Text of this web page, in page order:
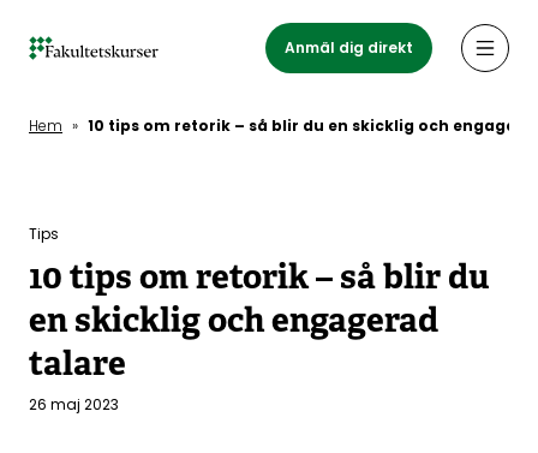
Anmäl dig direkt
Hem » 10 tips om retorik – så blir du en skicklig och
Tips
10 tips om retorik – så blir du
en skicklig och engagerad
talare
26 maj 2023